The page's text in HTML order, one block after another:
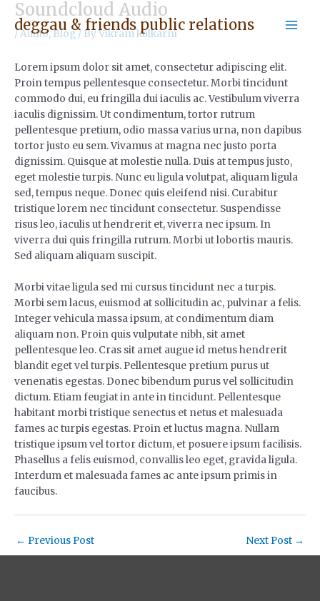
Skip
content
deggau & friends public relations
Soundcloud Audio
/Audio,Blog/ ByVikram kulkarni
Lorem ipsum dolor sit amet, consectetur adipiscing elit.
Proin tempus pellentesque consectetur. Morbi tincidunt
commodo dui, eu fringilla dui iaculis ac. Vestibulum viverra
iaculis dignissim. Ut condimentum, tortor rutrum
pellentesque pretium, odio massa varius urna, non dapibus
tortor justo eu sem.Vivamus at magna nec justo porta
dignissim. Quisque at molestie nulla. Duis at tempus justo,
eget molestie turpis. Nunc eu ligula volutpat, aliquam ligula
sed, tempus neque. Donec quis eleifend nisi. Curabitur
tristique lorem nec tincidunt consectetur. Suspendisse
risus leo, iaculis ut hendrerit et, viverra nec ipsum. In
viverra dui quis fringilla rutrum. Morbi ut lobortis mauris.
Sed aliquam aliquam suscipit.
Morbi vitae ligula sed mi cursus tincidunt nec a turpis.
Morbi sem lacus, euismod at sollicitudin ac, pulvinar a felis.
Integer vehicula massa ipsum, at condimentum diam
aliquam non. Proin quis vulputate nibh, sit amet
pellentesque leo. Cras sit amet augue id metus hendrerit
blandit eget vel turpis. Pellentesque pretium purus ut
venenatis egestas. Donec bibendum purus vel sollicitudin
dictum. Etiam feugiat in ante in tincidunt. Pellentesque
habitant morbi tristique senectus et netus et malesuada
fames ac turpis egestas. Proin et luctus magna. Nullam
tristique ipsum vel tortor dictum, et posuere ipsum facilisis.
Phasellus a felis euismod, convallis leo eget, gravida ligula.
Interdum et malesuada fames ac ante ipsum primis in
faucibus.
Post
navigation
← Previous Post Next Post →